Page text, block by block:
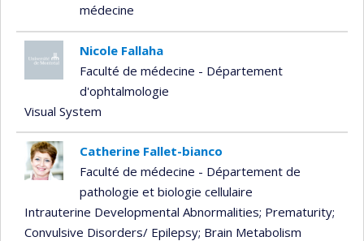
médecine
Nicole Fallaha
Faculté de médecine - Département
d'ophtalmologie
Visual System
Catherine Fallet-bianco
Faculté de médecine - Département de
pathologie et biologie cellulaire
Intrauterine Developmental Abnormalities; Prematurity;
Convulsive Disorders/ Epilepsy; Brain Metabolism